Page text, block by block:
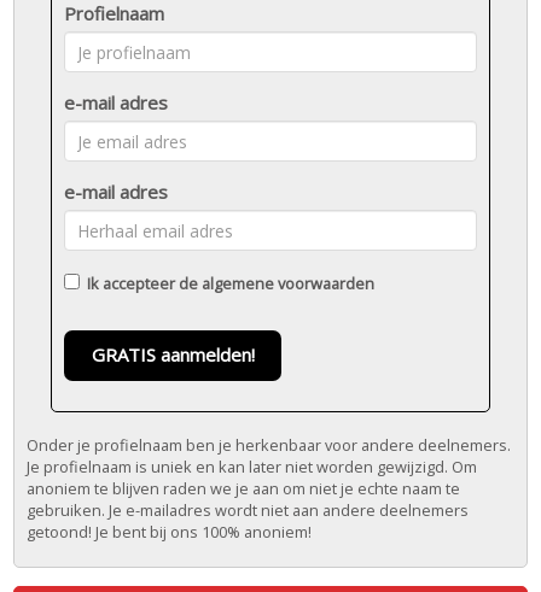
Profielnaam
e-mail adres
e-mail adres
Ik accepteer de algemene voorwaarden
GRATIS aanmelden!
Onder je profielnaam ben je herkenbaar voor andere deelnemers.
Je profielnaam is uniek en kan later niet worden gewijzigd. Om
anoniem te blijven raden we je aan om niet je echte naam te
gebruiken. Je e-mailadres wordt niet aan andere deelnemers
getoond! Je bent bij ons 100% anoniem!